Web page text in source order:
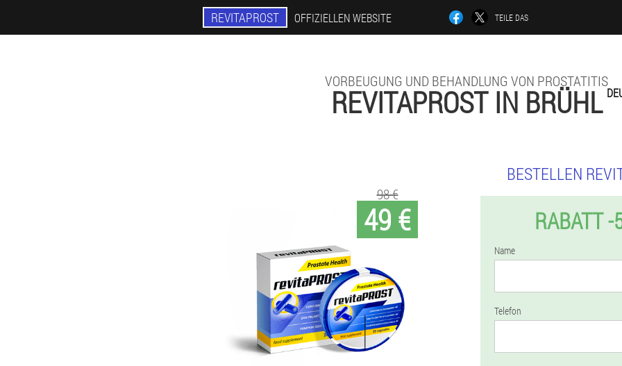
REVITAPROST OFFIZIELLEN WEBSITE TEILE DAS
VORBEUGUNG UND BEHANDLUNG VON PROSTATITIS
REVITAPROST IN BRÜHL
49 €
98 €
BESTELLEN
RABATT -
Name
Telefon